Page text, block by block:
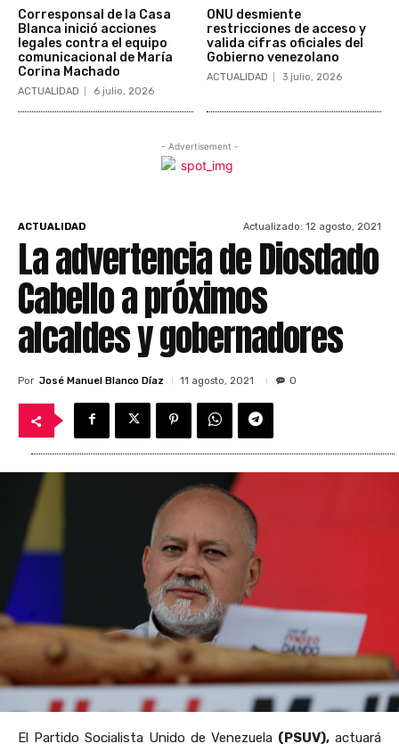
Corresponsal de la Casa
Blanca inició acciones
legales contra el equipo
comunicacional de María
Corina Machado
ACTUALIDAD 6 julio, 2026
ONU desmiente
restricciones de acceso y
valida cifras oficiales del
Gobierno venezolano
ACTUALIDAD 3 julio, 2026
- Advertisement -